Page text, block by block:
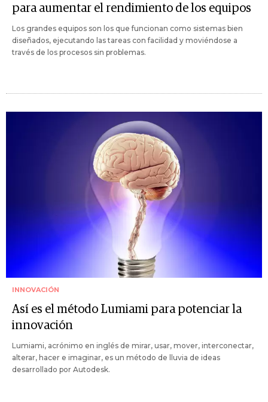
para aumentar el rendimiento de los equipos
Los grandes equipos son los que funcionan como sistemas bien
diseñados, ejecutando las tareas con facilidad y moviéndose a
través de los procesos sin problemas.
INNOVACIÓN
Así es el método Lumiami para potenciar la
innovación
Lumiami, acrónimo en inglés de mirar, usar, mover, interconectar,
alterar, hacer e imaginar, es un método de lluvia de ideas
desarrollado por Autodesk.